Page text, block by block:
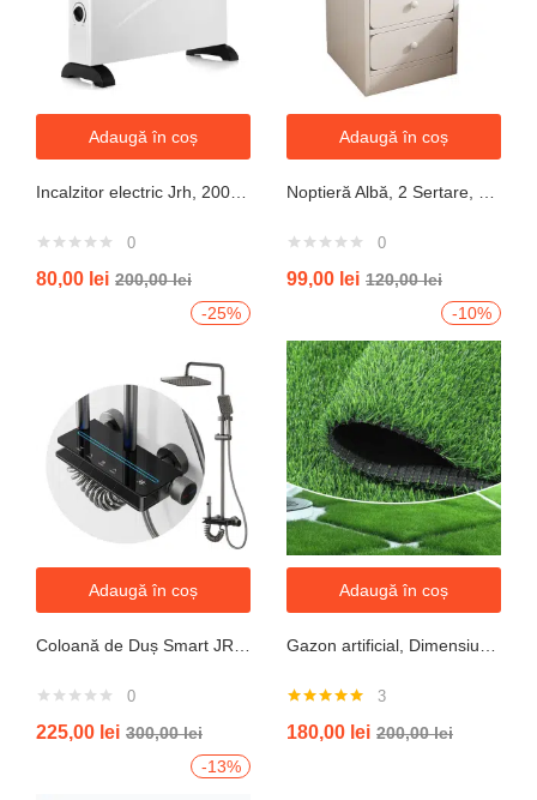
Adaugă în coș
0
80,00 lei 200,00lei
Adaugă în coș
0
99,00 lei 120,00lei
-25%
Adaugă în coș
0
225,00 lei 300,00lei
-10%
Adaugă în coș
5.00din 5
3
180,00 lei 200,00lei
-13%